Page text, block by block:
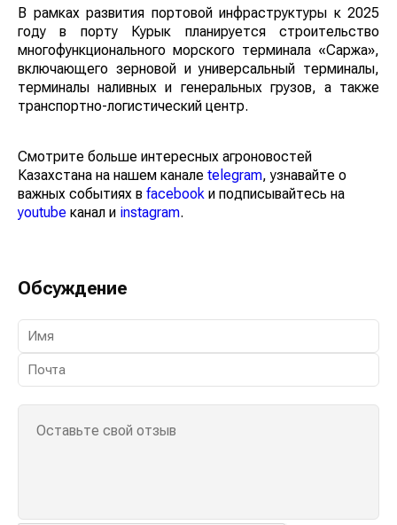
В рамках развития портовой инфраструктуры к 2025
году в порту Курык планируется строительство
многофункционального морского терминала «Саржа»,
включающего зерновой и универсальный терминалы,
терминалы наливных и генеральных грузов, а также
транспортно-логистический центр.
Смотрите больше интересных агроновостей
Казахстана на нашем канале telegram, узнавайте о
важных событиях в facebook и подписывайтесь на
youtube канал и instagram.
Обсуждение